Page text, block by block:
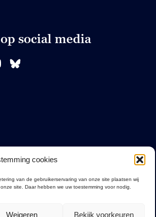
cookies
van de gebruikerservaring van onze site plaatsen wij
site. Daar hebben we uw toestemming voor nodig.
Weigeren Bekijk voorkeuren
social media